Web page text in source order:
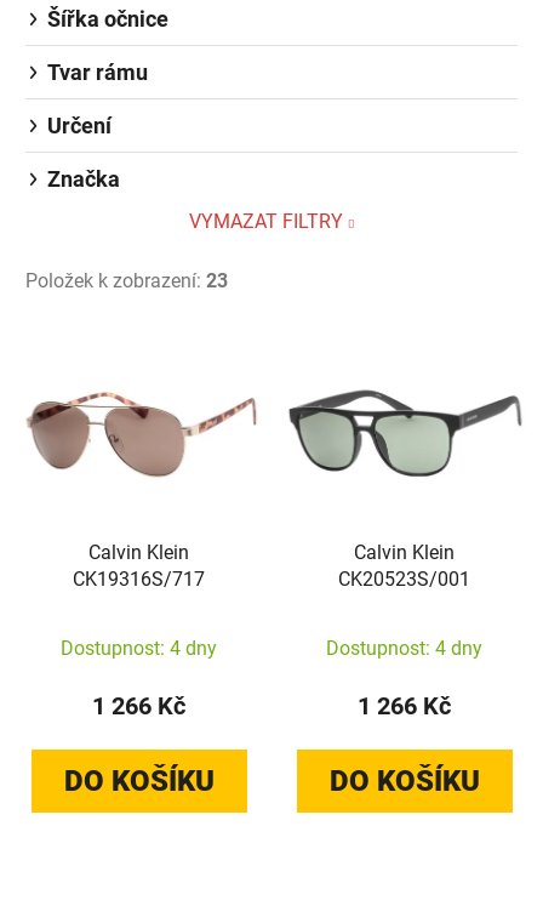
Šířka očnice
Tvar rámu
Určení
Značka
VYMAZAT FILTRY
Položek k zobrazení: 23
Calvin Klein
CK19316S/717
Dostupnost: 4 dny
1 266 Kč
DO KOŠÍKU
Calvin Klein
CK20523S/001
Dostupnost: 4 dny
1 266 Kč
DO KOŠÍKU